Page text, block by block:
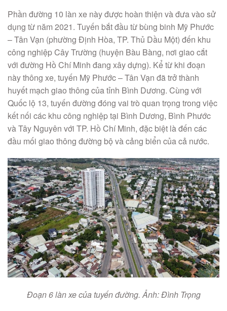
Phần đường 10 làn xe này được hoàn thiện và đưa vào sử
dụng từ năm 2021. Tuyến bắt đầu từ bùng binh Mỹ Phước
– Tân Vạn (phường Định Hòa, TP. Thủ Dầu Một) đến khu
công nghiệp Cây Trường (huyện Bàu Bàng, nơi giao cắt
với đường Hồ Chí Minh đang xây dựng). Kể từ khi đoạn
này thông xe, tuyến Mỹ Phước – Tân Vạn đã trở thành
huyết mạch giao thông của tỉnh Bình Dương. Cùng với
Quốc lộ 13, tuyến đường đóng vai trò quan trọng trong việc
kết nối các khu công nghiệp tại Bình Dương, Bình Phước
và Tây Nguyên với TP. Hồ Chí Minh, đặc biệt là đến các
đầu mối giao thông đường bộ và cảng biển của cả nước.
Đoạn 6 làn xe của tuyến đường. Ảnh: Đình Trọng